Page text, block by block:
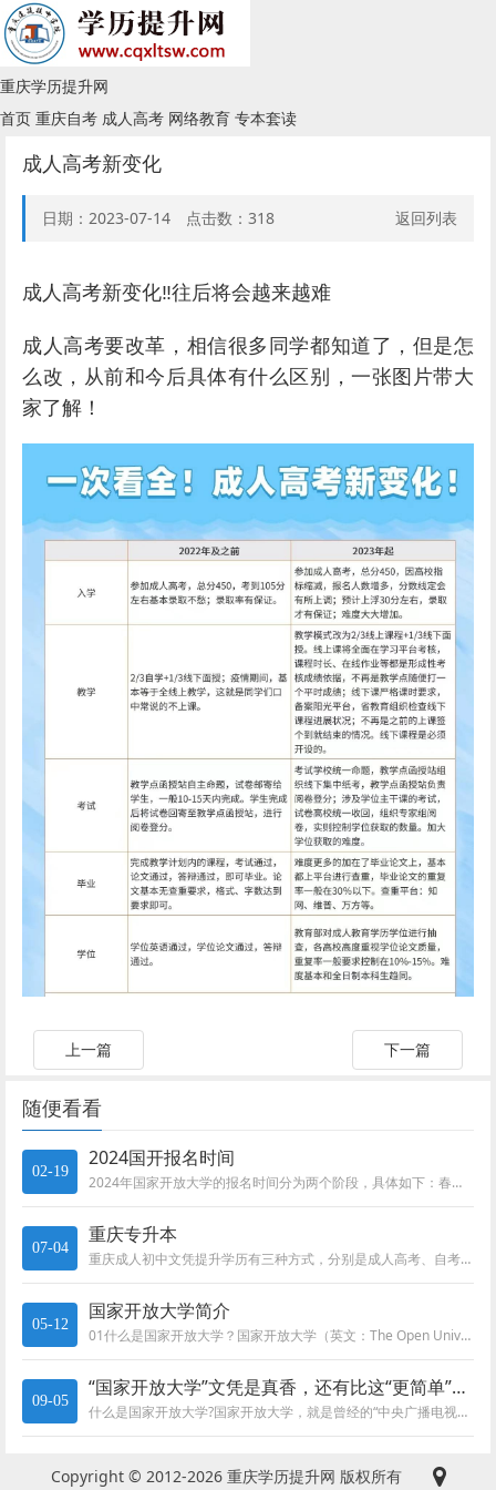
重庆学历提升网
首页 重庆自考 成人高考 网络教育 专本套读
成人高考新变化
日期：2023-07-14 点击数： 318 返回列表
成人高考新变化‼️往后将会越来越难
成人高考要改革，相信很多同学都知道了，但是怎
么改，从前和今后具体有什么区别，一张图片带大
家了解！
上一篇 下一篇
随便看看
02-19
2024国开报名时间
2024年国家开放大学的报名时间分为两个阶段，具体如下：春季报名。时间从前一年的11月中下旬至次年2月中下旬。秋季报名。...
07-04
重庆专升本
重庆成人初中文凭提升学历有三种方式，分别是成人高考、自考和国家开放大学，各位同学可以结合自身情况选择适合自己的提升方式!...
05-12
国家开放大学简介
01什么是国家开放大学？国家开放大学（英文：The Open University of China）是教育部直属的，以...
09-05
“国家开放大学”文凭是真香，还有比这“更简单”的拿证方式吗！
什么是国家开放大学?国家开放大学，就是曾经的“中央广播电视大学”，改名之后叫“国家开放大学”国家开放大学。顾名思义，国家...
Copyright © 2012-2026 重庆学历提升网 版权所有